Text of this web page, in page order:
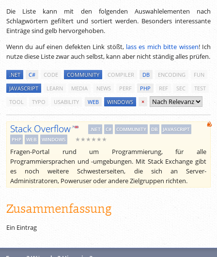
Die Liste kann mit den folgenden Auswahlelementen nach
Schlagwörtern gefiltert und sortiert werden. Besonders interessante
Einträge sind gelb hervorgehoben.
Wenn du auf einen defekten Link stößt, lass es mich bitte wissen! Ich
nutze diese Liste zwar auch selbst, kann aber nicht ständig alles prüfen.
.NET C# CODE COMMUNITY COMPILER DB ENCODING
FUN
JAVASCRIPT
LEARN MEDIA NEWS PERF PHP REF SEC
TEST
TOOL
TYPO USABILITY WEB WINDOWS ×
Stack Overflow .NET C# COMMUNITY DB
JAVASCRIPT
PHP
WEB WINDOWS ★★★★★★
Fragen-Portal rund um Programmierung, für alle
Programmiersprachen und -umgebungen. Mit Stack Exchange gibt
es noch weitere Schwesterseiten, die sich an Server-
Administratoren, Poweruser oder andere Zielgruppen richten.
Zusammenfassung
Ein Eintrag